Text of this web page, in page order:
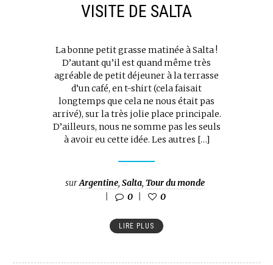
VISITE DE SALTA
La bonne petit grasse matinée à Salta !
D’autant qu’il est quand même très
agréable de petit déjeuner à la terrasse
d’un café, en t-shirt (cela faisait
longtemps que cela ne nous était pas
arrivé), sur la très jolie place principale.
D’ailleurs, nous ne somme pas les seuls
à avoir eu cette idée. Les autres […]
surArgentine, Salta, Tour du monde
0
0
LIRE PLUS